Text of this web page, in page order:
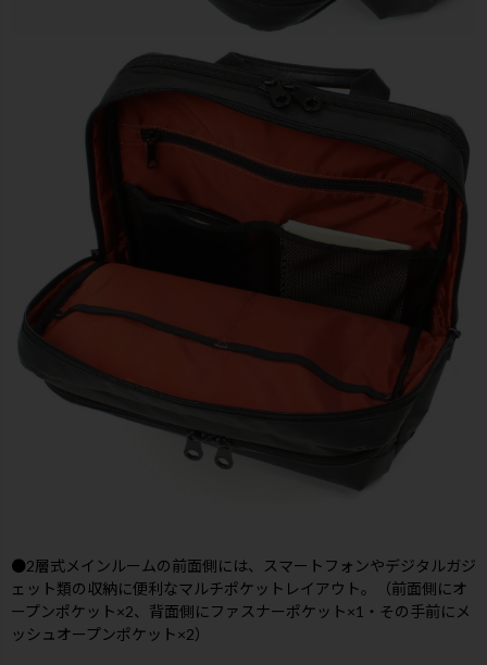
●2層式メインルームの前面側には、スマートフォンやデジタルガジ
ェット類の収納に便利なマルチポケットレイアウト。（前面側にオ
ープンポケット×2、背面側にファスナーポケット×1・その手前にメ
ッシュオープンポケット×2）